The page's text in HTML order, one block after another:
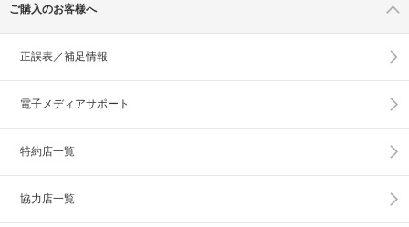
ご購入のお客様へ
正誤表／補足情報
電子メディアサポート
特約店一覧
協力店一覧